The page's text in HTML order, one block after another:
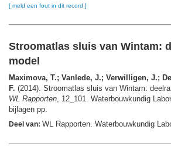
[ meld een fout in dit record ]
Stroomatlas sluis van Wintam:
model
Maximova, T.; Vanlede, J.; Verwilligen, J.;
F. (2014). Stroomatlas sluis van Wintam:
WL Rapporten , 12_101. Waterbouwkundig
bijlagen pp.
Deel van: WL Rapporten. Waterbouwkundig